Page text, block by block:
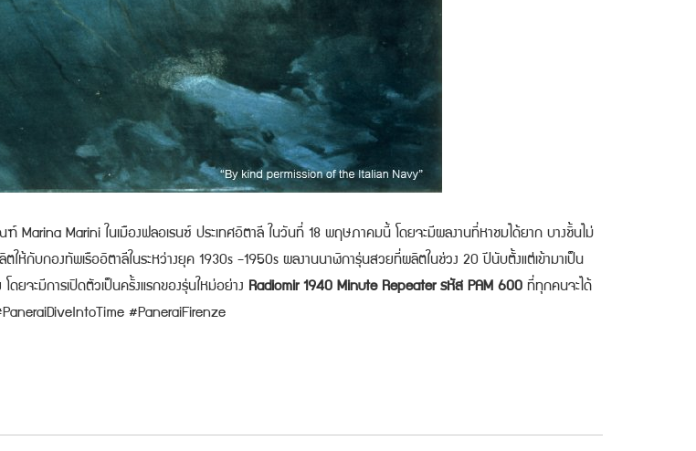
Marini ในเมืองฟลอเรนซ์ ประเทศอิตาลี ในวันที่ 18 พฤษภาคมนี้ โดยจะมีผลงานที่หาชมได้ยาก บางชิ้นไม่
ห้กับกองทัพเรืออิตาลีในระหว่างยุค 1930s -1950s ผลงานนาฬิการุ่นสวยที่ผลิตในช่วง 20 ปีนับตั้งแต่เข้ามาเป็น
จะมีการเปิดตัวเป็นครั้งแรกของรุ่นใหม่อย่าง Radiomir 1940 Minute Repeater รหัส PAM 600 ที่ทุกคนจะได้
#PaneraiFirenze